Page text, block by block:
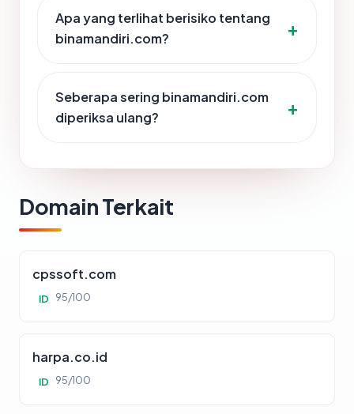
Apa yang terlihat berisiko tentang
binamandiri.com?
Seberapa sering binamandiri.com
diperiksa ulang?
Domain Terkait
cpssoft.com
ID 95/100
harpa.co.id
ID 95/100